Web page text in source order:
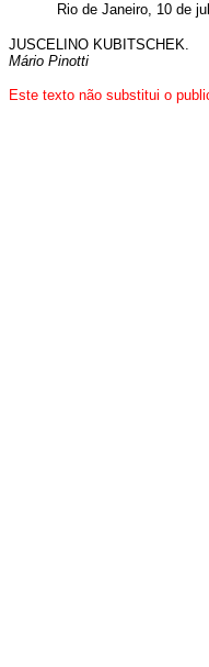
Rio de Janeiro, 10 de
JUSCELINO KUBITSCHEK.
Mário Pinotti
Este texto não substitui o